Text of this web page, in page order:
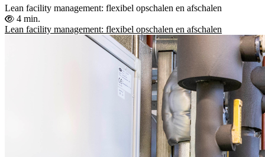
Lean facility management: flexibel opschalen en afschalen
4 min.
Lean facility management: flexibel opschalen en afschalen